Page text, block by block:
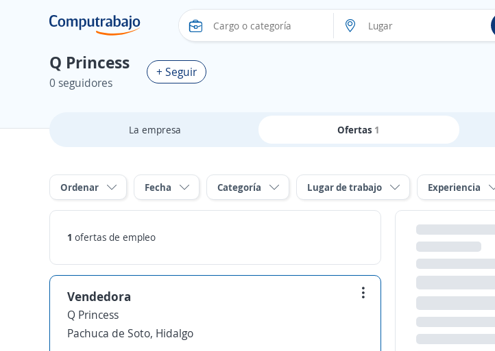
Q Princess
0 seguidores
+ Seguir
La empresa Ofertas 1
Ordenar Fecha Categoría Lugar de trabajo Experiencia
1 ofertas de empleo
Vendedora
Q Princess
Pachuca de Soto, Hidalgo